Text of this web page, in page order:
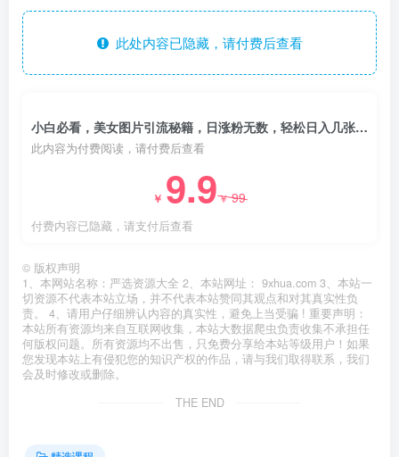
此处内容已隐藏，请付费后查看
小白必看，美女图片引流秘籍，日涨粉无数，轻松日入几张【揭秘】
此内容为付费阅读，请付费后查看
￥ 9.9￥99
付费内容已隐藏，请支付后查看
© 版权声明
1、本网站名称：严选资源大全 2、本站网址： 9xhua.com 3、本站一
切资源不代表本站立场，并不代表本站赞同其观点和对其真实性负
责。 4、请用户仔细辨认内容的真实性，避免上当受骗 ! 重要声明：
本站所有资源均来自互联网收集，本站大数据爬虫负责收集不承担任
何版权问题。所有资源均不出售，只免费分享给本站等级用户！如果
您发现本站上有侵犯您的知识产权的作品，请与我们取得联系，我们
会及时修改或删除。
THE END